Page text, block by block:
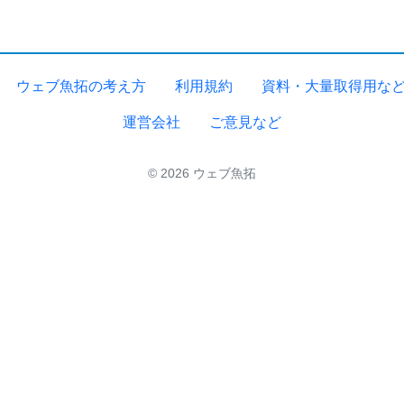
ウェブ魚拓の考え方 利用規約 資料・大量取得用な
運営会社 ご意見など
© 2026 ウェブ魚拓